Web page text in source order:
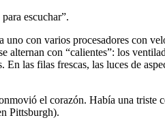
escuchar”.
con varios procesadores con
con “calientes”: los
las filas frescas, las luces de
el corazón. Había una triste
Pittsburgh).